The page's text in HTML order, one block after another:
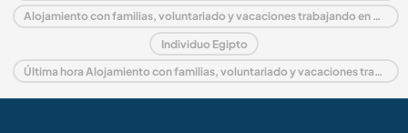
Alojamiento con familias, voluntariado y vacaciones trabajando en Medio Oriente
Individuo Egipto
Última hora Alojamiento con familias, voluntariado y vacaciones trabajando en Egipto